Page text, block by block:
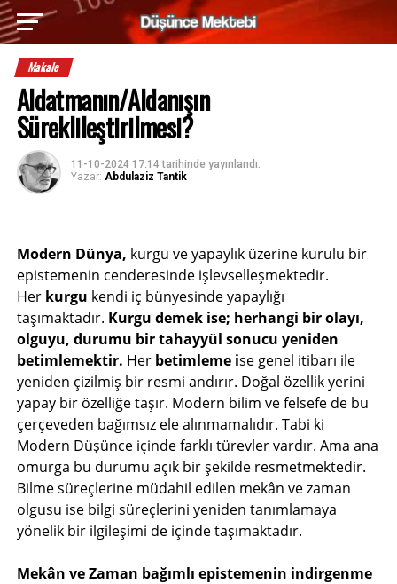
Makale
Aldatmanın/Aldanışın
Süreklileştirilmesi?
11-10-2024 17:14 tarihinde yayınlandı.
Yazar: Abdulaziz Tantik
Modern Dünya, kurgu ve yapaylık üzerine kurulu bir
epistemenin cenderesinde işlevselleşmektedir.
Her kurgu kendi iç bünyesinde yapaylığı
taşımaktadır. Kurgu demek ise; herhangi bir olayı,
olguyu, durumu bir tahayyül sonucu yeniden
betimlemektir. Her betimleme ise genel itibarı ile
yeniden çizilmiş bir resmi andırır. Doğal özellik yerini
yapay bir özelliğe taşır. Modern bilim ve felsefe de bu
çerçeveden bağımsız ele alınmamalıdır. Tabi ki
Modern Düşünce içinde farklı türevler vardır. Ama ana
omurga bu durumu açık bir şekilde resmetmektedir.
Bilme süreçlerine müdahil edilen mekân ve zaman
olgusu ise bilgi süreçlerini yeniden tanımlamaya
yönelik bir ilgileşimi de içinde taşımaktadır.
Mekân ve Zaman bağımlı epistemenin indirgenme